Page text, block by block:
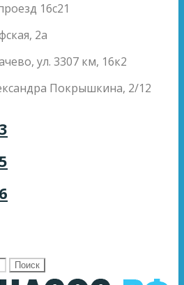
16с21
2а
ул. 3307 км, 16к2
Покрышкина, 2/12